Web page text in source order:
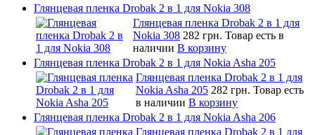
Глянцевая пленка Drobak 2 в 1 для Nokia 308
Глянцевая пленка Drobak 2 в 1 для
Nokia 308 282 грн. Товар есть в
наличии В корзину
Глянцевая пленка Drobak 2 в 1 для Nokia Asha 205
Глянцевая пленка Drobak 2 в 1 для
Nokia Asha 205 282 грн. Товар есть
в наличии В корзину
Глянцевая пленка Drobak 2 в 1 для Nokia Asha 206
Глянцевая пленка Drobak 2 в 1 для